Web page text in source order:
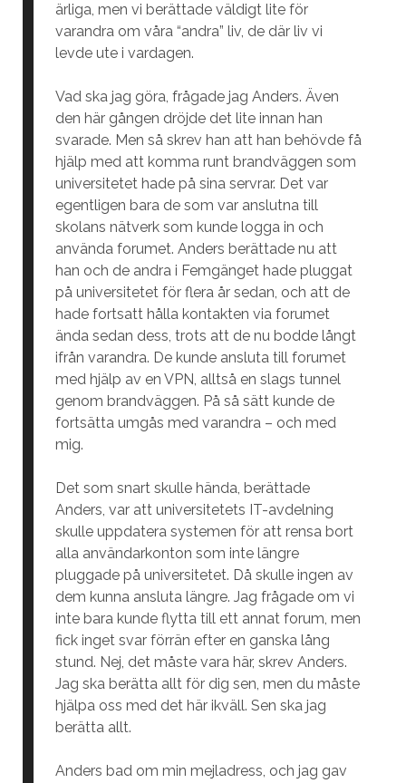
ärliga, men vi berättade väldigt lite för
varandra om våra “andra” liv, de där liv vi
levde ute i vardagen.
Vad ska jag göra, frågade jag Anders. Även
den här gången dröjde det lite innan han
svarade. Men så skrev han att han behövde få
hjälp med att komma runt brandväggen som
universitetet hade på sina servrar. Det var
egentligen bara de som var anslutna till
skolans nätverk som kunde logga in och
använda forumet. Anders berättade nu att
han och de andra i Femgänget hade pluggat
på universitetet för flera år sedan, och att de
hade fortsatt hålla kontakten via forumet
ända sedan dess, trots att de nu bodde långt
ifrån varandra. De kunde ansluta till forumet
med hjälp av en VPN, alltså en slags tunnel
genom brandväggen. På så sätt kunde de
fortsätta umgås med varandra – och med
mig.
Det som snart skulle hända, berättade
Anders, var att universitetets IT-avdelning
skulle uppdatera systemen för att rensa bort
alla användarkonton som inte längre
pluggade på universitetet. Då skulle ingen av
dem kunna ansluta längre. Jag frågade om vi
inte bara kunde flytta till ett annat forum, men
fick inget svar förrän efter en ganska lång
stund. Nej, det måste vara här, skrev Anders.
Jag ska berätta allt för dig sen, men du måste
hjälpa oss med det här ikväll. Sen ska jag
berätta allt.
Anders bad om min mejladress, och jag gav